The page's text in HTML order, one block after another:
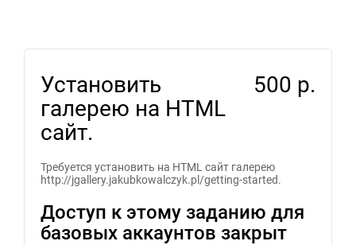
Установить
галерею на HTML
сайт.
500 р.
Требуется установить на HTML сайт галерею
http://jgallery.jakubkowalczyk.pl/getting-started.
Доступ к этому заданию для
базовых аккаунтов закрыт